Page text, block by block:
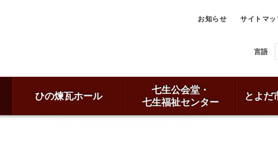
お知らせ サイトマッ
言語
ひの煉瓦ホール
七生公会堂・
七生福祉センター
とよだ